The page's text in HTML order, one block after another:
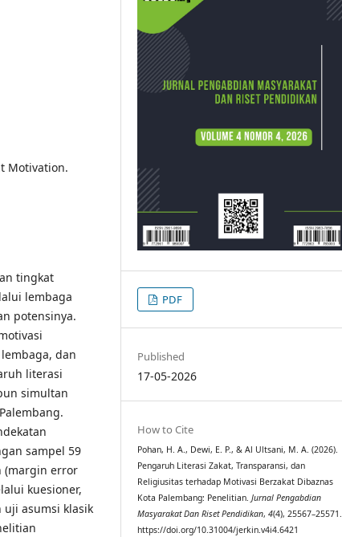
Motivation.
tingkat
lembaga
potensinya.
dan
literasi
simultan
sampel 59
(margin error
kuesioner,
uji asumsi klasik
PDF
Published
17-05-2026
How to Cite
Pohan, H. A., Dewi, E. P., & Al Ultsani, M. A. (2026).
Pengaruh Literasi Zakat, Transparansi, dan
Religiusitas terhadap Motivasi Berzakat Dibaznas
Kota Palembang: Penelitian.Jurnal Pengabdian
Masyarakat Dan Riset Pendidikan,4(4), 25567–25571.
https://doi.org/10.31004/jerkin.v4i4.6421